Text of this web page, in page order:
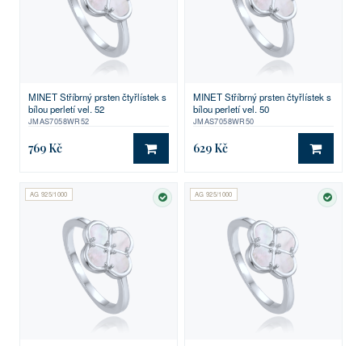
MINET Stříbrný prsten čtyřlístek s
bílou perletí vel. 52
JMAS7058WR52
769 Kč DO KOŠÍKU
MINET Stříbrný prsten čtyřlístek s
bílou perletí vel. 50
JMAS7058WR50
629 Kč DO
AG 925/1000
SKLADEM
AG 925/1000